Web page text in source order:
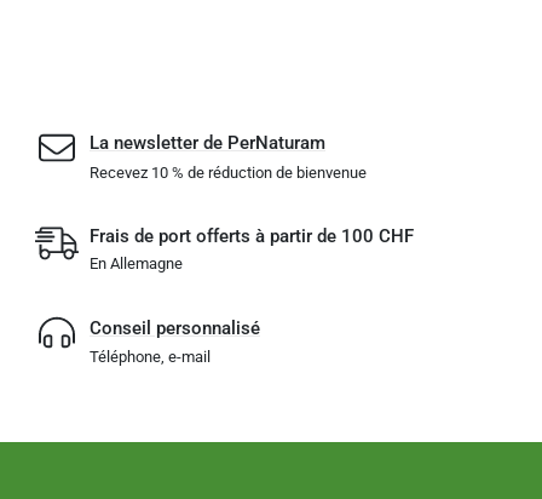
La newsletter de PerNaturam
Recevez 10 % de réduction de bienvenue
Frais de port offerts à partir de 100 CHF
En Allemagne
Conseil personnalisé
Téléphone, e-mail